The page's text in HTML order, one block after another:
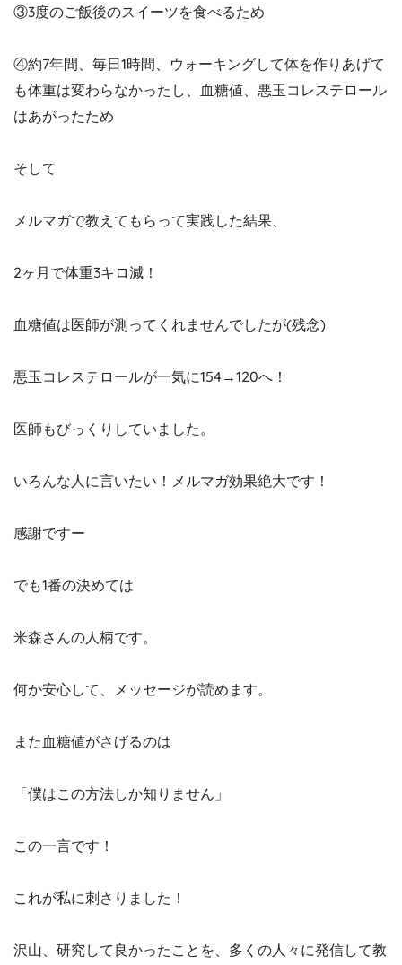
③3度のご飯後のスイーツを食べるため
④約7年間、毎日1時間、ウォーキングして体を作りあげて
も体重は変わらなかったし、血糖値、悪玉コレステロール
はあがったため
そして
メルマガで教えてもらって実践した結果、
2ヶ月で体重3キロ減！
血糖値は医師が測ってくれませんでしたが(残念)
悪玉コレステロールが一気に154→120へ！
医師もびっくりしていました。
いろんな人に言いたい！メルマガ効果絶大です！
感謝ですー
でも1番の決めては
米森さんの人柄です。
何か安心して、メッセージが読めます。
また血糖値がさげるのは
「僕はこの方法しか知りません」
この一言です！
これが私に刺さりました！
沢山、研究して良かったことを、多くの人々に発信して教